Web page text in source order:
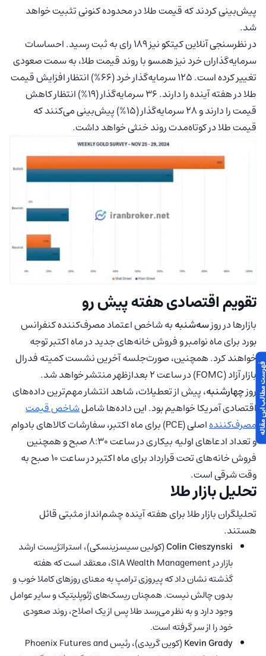
پیش‌بینی کردند که قیمت طلا در محدوده کنونی تثبیت خواهد
شد.
در نظرسنجی آنلاین کیتکو نیز 189 رای به ثبت رسید. احساسات
سرمایه‌گذاران خرد نیز همسو با روند قیمت طلا، به سمت صعودی
تغییر کرده است. 125 سرمایه‌گذار خرد (66%) انتظار افزایش قیمت
طلا در هفته آینده را دارند. 36 سرمایه‌گذار (19%) انتظار کاهش
قیمت را دارند و 28 سرمایه‌گذار (15%) پیش‌بینی می‌کنند که
قیمت طلا در کوتاه‌مدت روند خنثی خواهد داشت.
تقویم اقتصادی هفته پیش رو
بازارها در روزسه‌شنبهبه شاخص اعتماد مصرف‌کننده کنفرانس
بورد برای ماه نوامبر و فروش خانه‌های جدید در ماه اکتبر توجه
خواهند کرد. همچنین، صورت‌جلسه آخرین نشست کمیته فدرال
بازار آزاد (FOMC) در ساعت 2 بعدازظهر منتشر خواهد شد.
روزچهارشنبه، پیش از تعطیلات، شاهد انتشار مهم‌ترین داده‌های
اقتصادی آمریکا خواهیم بود. این داده‌ها شاملشاخص قیمت
مصرف‌کننده
اصلی (PCE) برای ماه اکتبر، سفارشات کالاهای بادوام
و تعداد ادعاهای اولیه بیکاری در ساعت 8:30 صبح و همچنین
فروش خانه‌های تحت قرارداد برای ماه اکتبر در ساعت 10 صبح به
وقت شرقی است.
تحلیل بازار طلا
تحلیلگران بازار طلا برای هفته آینده چشم‌انداز مثبتی قائل
هستند.
Colin Cieszynski(کولین سیسزینسکی)، استراتژیست ارشد
بازار در SIA Wealth Management، معتقد است که هفته
گذشته نشان داد که پیروزی ترامپ به معنای روزهای کاملا خوب و
بدون چالش نیست. همچنان ریسک‌های ژئوپلیتیک و سایر عوامل
وجود دارد و به نظر می‌رسد طلا پس از یک اصلاح، روند صعودی
خود را از سر گرفته است.
Kevin Grady
(کوین گریدی)، رئیس Phoenix Futures and
مقاله